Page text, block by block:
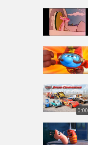
0:00